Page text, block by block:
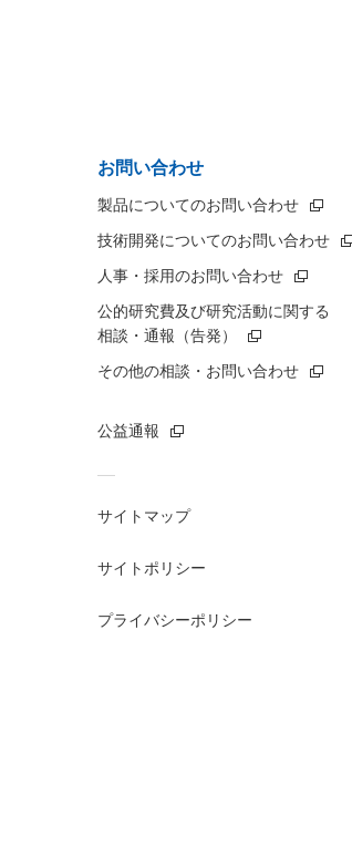
お問い合わせ
製品についてのお問い合わせ
技術開発についてのお問い合わせ
人事・採用のお問い合わせ
公的研究費及び研究活動に関する
相談・通報（告発）
その他の相談・お問い合わせ
公益通報
サイトマップ
サイトポリシー
プライバシーポリシー